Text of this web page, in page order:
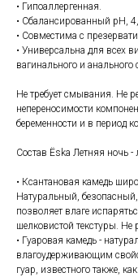
• Гипоаллергенная.
• Сбалансированный pH,
• Совместима с
• Универсальна для всех
вагинального и анального
Не требует смывания. Не
непереносимости
беременности и в период
Состав Ёska Летняя ночь -
• Ксантановая камедь
Натуральный,
позволяет влаге
шелковистой текстуры. Не
• Гуаровая камедь -
влагоудерживающим
гуар, известного также,